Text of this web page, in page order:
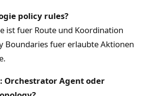
policy rules?
ist fuer Route und Koordination
Boundaries fuer erlaubte Aktionen
Orchestrator Agent oder